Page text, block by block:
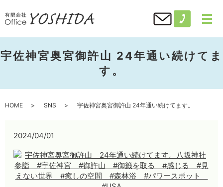
宇佐神宮奥宮御許山 24年通い続けてま
す。
HOME SNS 宇佐神宮奥宮御許山 24年通い続けてます。
2024/04/01